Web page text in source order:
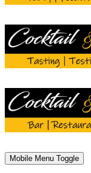
Mobile Menu Toggle